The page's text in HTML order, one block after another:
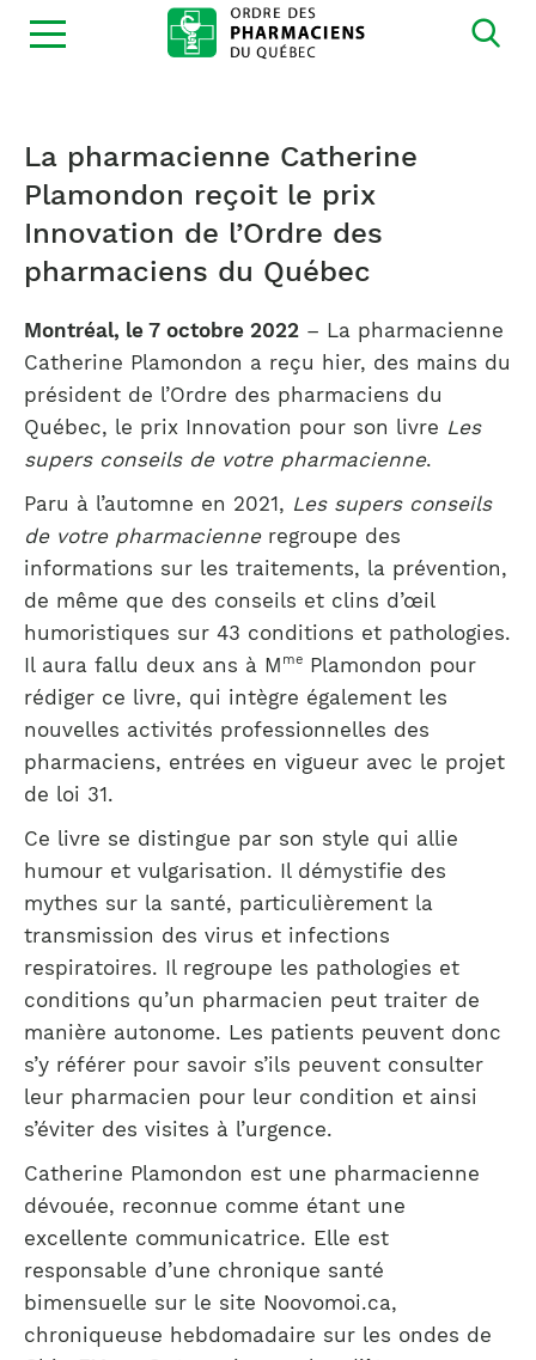
Ouvrir
la
La pharmacienne Catherine
Plamondon reçoit le prix
Innovation de l’Ordre des
pharmaciens du Québec
Montréal, le 7 octobre 2022 – La pharmacienne
Catherine Plamondon a reçu hier, des mains du
président de l’Ordre des pharmaciens du
Québec, le prix Innovation pour son livre Les
supers conseils de votre pharmacienne.
Paru à l’automne en 2021, Les supers conseils
de votre pharmacienneregroupe des
informations sur les traitements, la prévention,
de même que des conseils et clins d’œil
humoristiques sur 43 conditions et pathologies.
Il aura fallu deux ans à M me Plamondon pour
rédiger ce livre, qui intègre également les
nouvelles activités professionnelles des
pharmaciens, entrées en vigueur avec le projet
de loi 31.
Ce livre se distingue par son style qui allie
humour et vulgarisation. Il démystifie des
mythes sur la santé, particulièrement la
transmission des virus et infections
respiratoires. Il regroupe les pathologies et
conditions qu’un pharmacien peut traiter de
manière autonome. Les patients peuvent donc
s’y référer pour savoir s’ils peuvent consulter
leur pharmacien pour leur condition et ainsi
s’éviter des visites à l’urgence.
Catherine Plamondon est une pharmacienne
dévouée, reconnue comme étant une
excellente communicatrice. Elle est
responsable d’une chronique santé
bimensuelle sur le site Noovomoi.ca,
chroniqueuse hebdomadaire sur les ondes de